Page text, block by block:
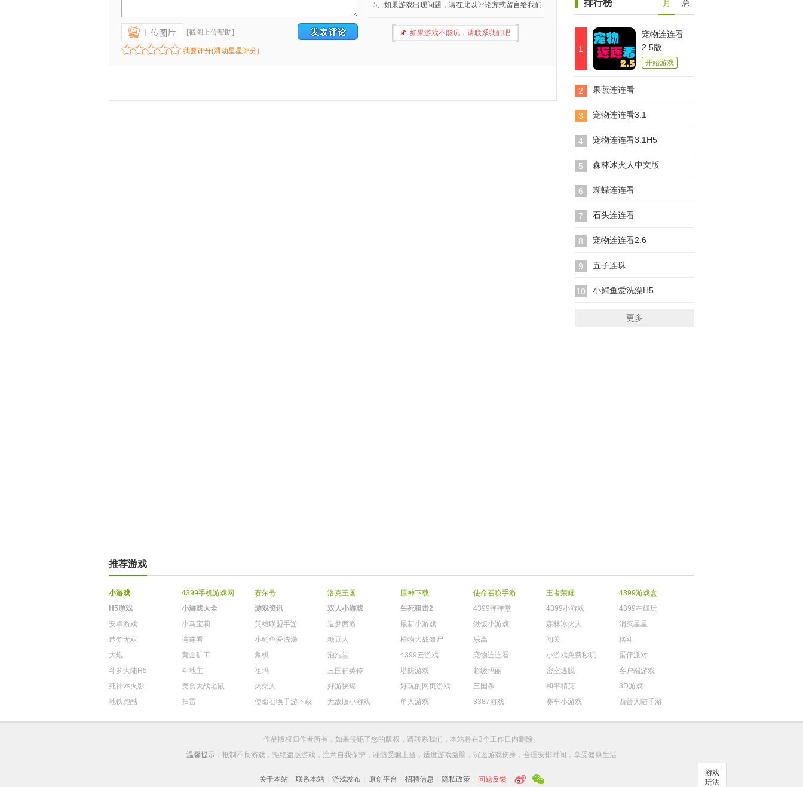
排行榜 月 总
1
宠物连连看
2.5版
开始游戏
2 果蔬连连看
3 宠物连连看3.1
4 宠物连连看3.1H5
5 森林冰火人中文版
6 蝴蝶连连看
7 石头连连看
8 宠物连连看2.6
9 五子连珠
10 小鳄鱼爱洗澡H5
更多
推荐游戏
小游戏 4399手机游戏网 赛尔号 洛克王国 原神下载 使命召唤手游 王者荣耀
4399游戏盒
H5游戏
小游戏大全 游戏资讯 双人小游戏 生死狙击2 4399弹弹堂 4399小游戏
4399在线玩
安卓游戏
小马宝莉 英雄联盟手游 造梦西游 最新小游戏 做饭小游戏 森林冰火人
消灭星星
造梦无双
连连看 小鳄鱼爱洗澡 糖豆人 植物大战僵尸 乐高 闯关
格斗
大炮
黄金矿工 象棋 泡泡堂 4399云游戏 宠物连连看 小游戏免费秒玩
蛋仔派对
斗罗大陆H5
斗地主 祖玛 三国群英传 塔防游戏 超级玛丽 密室逃脱
客户端游戏
死神vs火影
美食大战老鼠 火柴人 好游快爆 好玩的网页游戏 三国杀 和平精英
3D游戏
地铁跑酷
扫雷 使命召唤手游下载 无敌版小游戏 单人游戏 3387游戏 赛车小游戏 西普大陆手游
游戏
玩法
作品版权归作者所有，如果侵犯了您的版权，请联系我们 ，本站将在3个工作日内删除。
温馨提示： 抵制不良游戏，拒绝盗版游戏，注意自我保护，谨防受骗上当，适度游戏益脑，沉迷游戏伤身，合理安排时间，享受健康生活
关于本站 联系本站 游戏发布 原创平台 招聘信息 隐私政策 问题反馈